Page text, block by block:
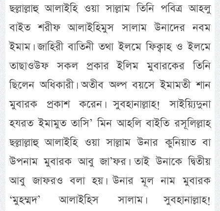
ছল্লাল্লাহু আলাইহি ওয়া সাল্লাম তিনি পবিত্র আহলু
বাইত শরীফ আলাইহিমুস সালাম উনাদের নবম
ইমাম। জাহিরী বাতিনী তথা ইলমে ফিক্বাহ ও ইলমে
তাছাওউফ সকল প্রকার ইলিম মুবারকের তিনি
ছিলেন অধিকারী। অতীব অল্প বয়সে ইমামতী শান
মুবারক প্রকাশ করেন। সুবহানাল্লাহ! সাইয়্যিদুনা
হযরত ইমামুত তাসি’ মিন আহলি বাইতি রসূলিল্লাহ
ছল্লাল্লাহু আলাইহি ওয়া সাল্লাম উনার কুনিয়াত বা
উপনাম মুবারক আবু জা’ফর। তাই উনাকে দ্বিতীয়
আবু জাফরও বলা হয়। উনার মূল নাম মুবারক
‘মুহম্মদ’ আলাইহিস সালাম। সুবহানাল্লাহ!